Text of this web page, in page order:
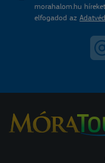
morahalom.hu
elfogadod az